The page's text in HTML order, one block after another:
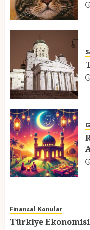
4
5
Finansal Konular
Türkiye